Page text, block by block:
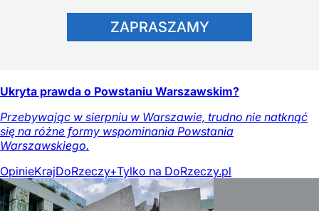
ZAPRASZAMY
Ukryta prawda o Powstaniu Warszawskim?
Przebywając w sierpniu w Warszawie, trudno nie natknąć
się na różne formy wspominania Powstania
Warszawskiego.
OpinieKrajDoRzeczy+Tylko na DoRzeczy.pl